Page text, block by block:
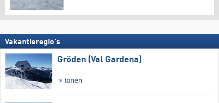
Vakantieregio's
Gröden (Val Gardena)
tonen